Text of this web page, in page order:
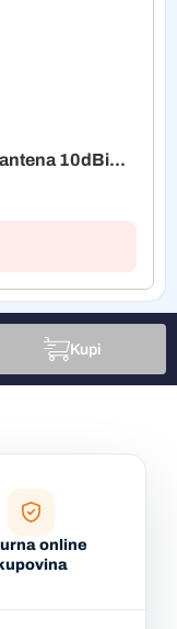
10dBi...
Kupi
online
kupovina